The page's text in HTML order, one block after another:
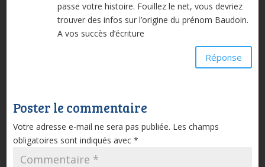
passe votre histoire. Fouillez le net, vous devriez
trouver des infos sur l’origine du prénom Baudoin.
A vos succès d’écriture
Réponse
Poster le commentaire
Votre adresse e-mail ne sera pas publiée. Les champs
obligatoires sont indiqués avec *